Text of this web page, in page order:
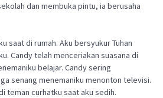
dan membuka pintu, ia berusaha
saat di rumah. Aku bersyukur Tuhan
Candy telah menceriakan suasana di
belajar. Candy sering
senang menemaniku menonton televisi.
teman curhatku saat aku sedih.